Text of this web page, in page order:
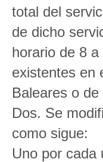
total del
de dicho
horario de 8
existentes en
Baleares o
Dos. Se
como sigue:
Uno por cada